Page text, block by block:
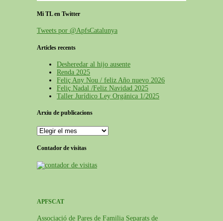
Mi TL en Twitter
Tweets por @ApfsCatalunya
Articles recents
Desheredar al hijo ausente
Renda 2025
Feliç Any Nou / feliz Año nuevo 2026
Feliç Nadal /Feliz Navidad 2025
Taller Jurídico Ley Orgánica 1/2025
Arxiu de publicacions
Arxiu
de
publicacions
Contador de visitas
APFSCAT
Associació de Pares de Familia Separats de